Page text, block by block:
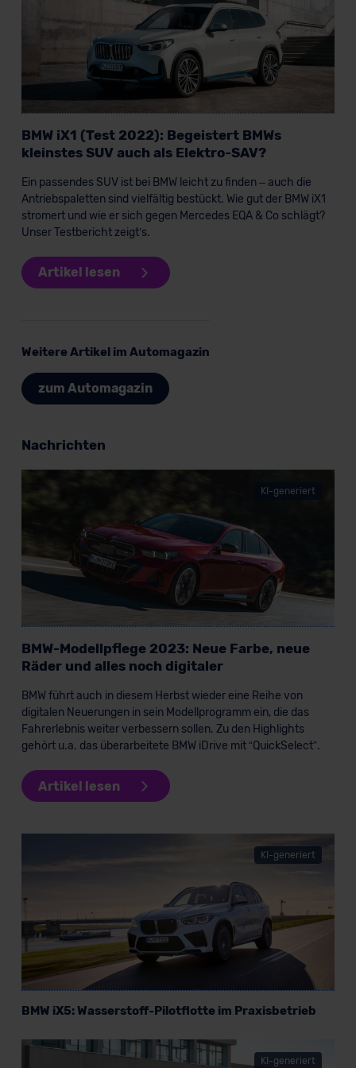
der EU erfolgt, erfolgt dies ausschließlich auf der
Grundlage eines Angemessenheitsbeschlusses der EU-
Kommission (Art. 45 Abs. 1 DSGVO), von
Standarddatenschutzklauseln (Art. 46 Abs. 2 lit. c
DSGVO) oder wenn Sie hierzu Ihre Einwilligung freiwillig
Datenschutzklauseln können Sie über den Kontakt zu
unserem Datenschutzbeauftragten unter
Datenschutzerklärung|Impressum
BMW iX1 (Test 2022): Begeistert BMWs
kleinstes SUV auch als Elektro-SAV?
Ein passendes SUV ist bei BMW leicht zu finden – auch die
Antriebspaletten sind vielfältig bestückt. Wie gut der BMW iX1
stromert und wie er sich gegen Mercedes EQA & Co schlägt?
Unser Testbericht zeigt’s.
Artikel lesen
Weitere Artikel im Automagazin
zum Automagazin
Nachrichten
KI-generiert
BMW-Modellpflege 2023: Neue Farbe, neue
Räder und alles noch digitaler
BMW führt auch in diesem Herbst wieder eine Reihe von
digitalen Neuerungen in sein Modellprogramm ein, die das
Fahrerlebnis weiter verbessern sollen. Zu den Highlights
gehört u.a. das überarbeitete BMW iDrive mit “QuickSelect”.
Artikel lesen
KI-generiert
BMW iX5: Wasserstoff-Pilotflotte im Praxisbetrieb
KI-generiert